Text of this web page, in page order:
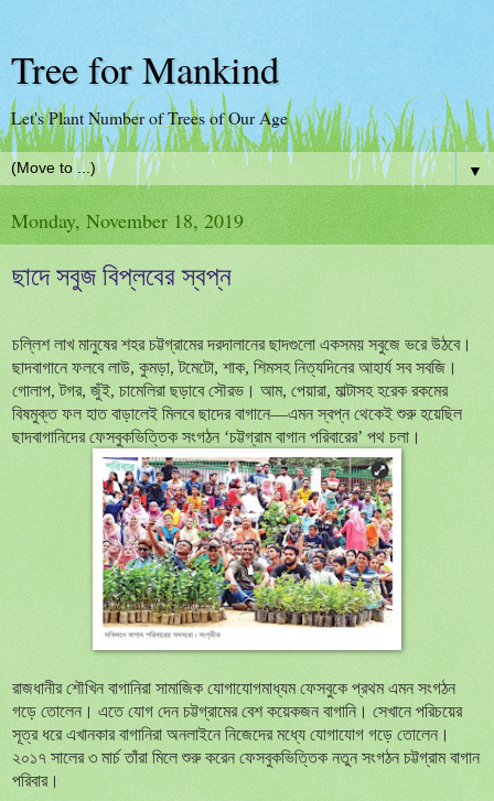
Tree for Mankind
Let's Plant Number of Trees of Our Age
▼
Monday, November 18, 2019
ছাদে সবুজ বিপ্লবের স্বপ্ন
চল্লিশ লাখ মানুষের শহর চট্টগ্রামের দরদালানের ছাদগুলো একসময় সবুজে ভরে উঠবে।
ছাদবাগানে ফলবে লাউ, কুমড়া, টমেটো, শাক, শিমসহ নিত্যদিনের আহার্য সব সবজি।
গোলাপ, টগর, জুঁই, চামেলিরা ছড়াবে সৌরভ। আম, পেয়ারা, মাল্টাসহ হরেক রকমের
বিষমুক্ত ফল হাত বাড়ালেই মিলবে ছাদের বাগানে—এমন স্বপ্ন থেকেই শুরু হয়েছিল
ছাদবাগানিদের ফেসবুকভিত্তিক সংগঠন ‘চট্টগ্রাম বাগান পরিবারের’ পথ চলা।
রাজধানীর শৌখিন বাগানিরা সামাজিক যোগাযোগমাধ্যম ফেসবুকে প্রথম এমন সংগঠন
গড়ে তোলেন। এতে যোগ দেন চট্টগ্রামের বেশ কয়েকজন বাগানি। সেখানে পরিচয়ের
সূত্র ধরে এখানকার বাগানিরা অনলাইনে নিজেদের মধ্যে যোগাযোগ গড়ে তোলেন।
২০১৭ সালের ৩ মার্চ তাঁরা মিলে শুরু করেন ফেসবুকভিত্তিক নতুন সংগঠন চট্টগ্রাম বাগান
পরিবার।